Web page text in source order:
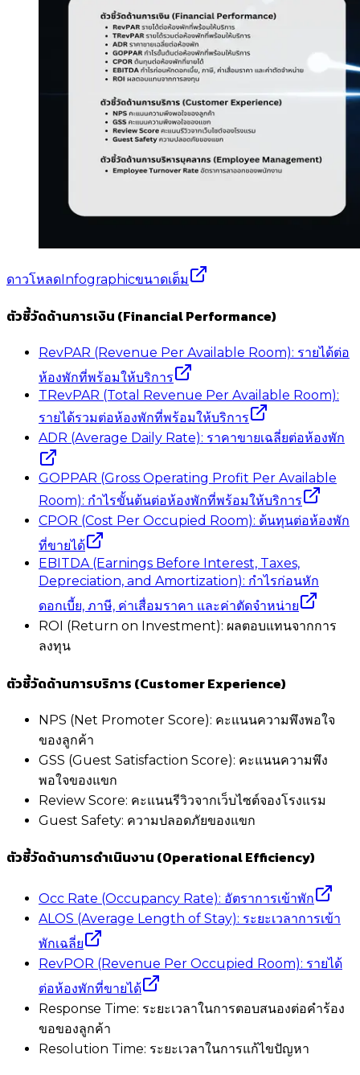
ดาวโหลดInfographicขนาดเต็ม
ตัวชี้วัดด้านการเงิน (Financial Performance)
RevPAR (Revenue Per Available Room): รายได้ต่อ
ห้องพักที่พร้อมให้บริการ
TRevPAR (Total Revenue Per Available Room):
รายได้รวมต่อห้องพักที่พร้อมให้บริการ
ADR (Average Daily Rate): ราคาขายเฉลี่ยต่อห้องพัก
GOPPAR (Gross Operating Profit Per Available
Room): กำไรขั้นต้นต่อห้องพักที่พร้อมให้บริการ
CPOR (Cost Per Occupied Room): ต้นทุนต่อห้องพัก
ที่ขายได้
EBITDA (Earnings Before Interest, Taxes,
Depreciation, and Amortization): กำไรก่อนหัก
ดอกเบี้ย, ภาษี, ค่าเสื่อมราคา และค่าตัดจำหน่าย
ROI (Return on Investment): ผลตอบแทนจากการ
ลงทุน
ตัวชี้วัดด้านการบริการ (Customer Experience)
NPS (Net Promoter Score): คะแนนความพึงพอใจ
ของลูกค้า
GSS (Guest Satisfaction Score): คะแนนความพึง
พอใจของแขก
Review Score: คะแนนรีวิวจากเว็บไซต์จองโรงแรม
Guest Safety: ความปลอดภัยของแขก
ตัวชี้วัดด้านการดำเนินงาน (Operational Efficiency)
Occ Rate (Occupancy Rate): อัตราการเข้าพัก
ALOS (Average Length of Stay): ระยะเวลาการเข้า
พักเฉลี่ย
RevPOR (Revenue Per Occupied Room): รายได้
ต่อห้องพักที่ขายได้
Response Time: ระยะเวลาในการตอบสนองต่อคำร้อง
ขอของลูกค้า
Resolution Time: ระยะเวลาในการแก้ไขปัญหา